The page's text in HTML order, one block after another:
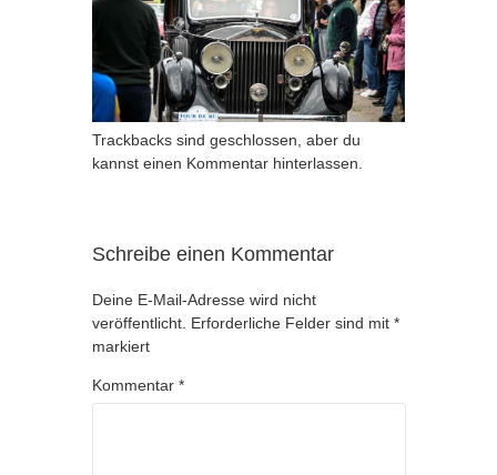
Trackbacks sind geschlossen, aber du
kannst einen Kommentar hinterlassen.
Schreibe einen Kommentar
Deine E-Mail-Adresse wird nicht
veröffentlicht. Erforderliche Felder sind mit *
markiert
Kommentar *